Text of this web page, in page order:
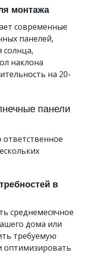
монтажа
современные
панелей,
солнца,
наклона
на 20-
панели
в
среднемесячное
дома или
требуемую
оптимизировать